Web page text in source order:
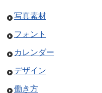
写真素材
フォント
カレンダー
デザイン
働き方